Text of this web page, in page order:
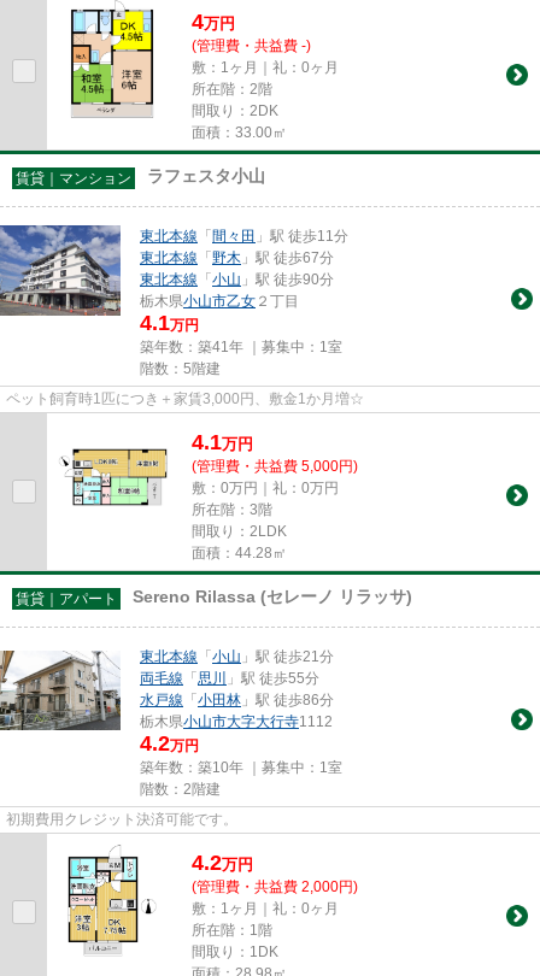
4万円
(管理費・共益費 -)
敷：1ヶ月｜礼：0ヶ月
所在階：2階
間取り：2DK
面積：33.00㎡
賃貸｜マンション ラフェスタ小山
東北本線 「間々田 」駅 徒歩11分
東北本線 「野木 」駅 徒歩67分
東北本線 「小山 」駅 徒歩90分
栃木県小山市乙女 ２丁目
4.1万円
築年数：築41年 ｜募集中： 1室
階数：5階建
ペット飼育時1匹につき＋家賃3,000円、敷金1か月増☆
4.1万円
(管理費・共益費 5,000円)
敷：0万円｜礼：0万円
所在階：3階
間取り：2LDK
面積：44.28㎡
賃貸｜アパート Sereno Rilassa (セレーノ リラッサ)
東北本線 「小山 」駅 徒歩21分
両毛線 「思川
」駅 徒歩55分
水戸線 「小田林 」駅 徒歩86分
栃木県小山市大字大行寺1112
4.2万円
築年数：築10年 ｜募集中： 1室
階数：2階建
初期費用クレジット決済可能です。
4.2万円
(管理費・共益費 2,000円)
敷：1ヶ月｜礼：0ヶ月
所在階：1階
間取り：1DK